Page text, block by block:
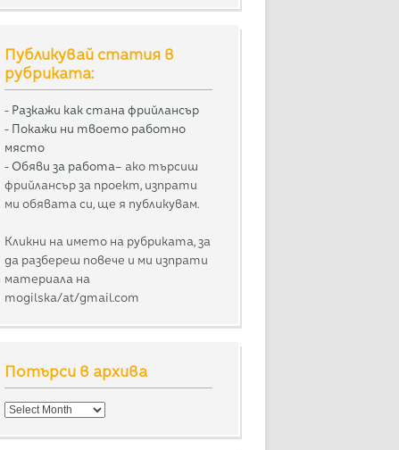
Публикувай статия в
рубриката:
- Разкажи как стана фрийлансър
- Покажи ни твоето работно
място
- Обяви за работа– ако търсиш
фрийлансър за проект, изпрати
ми обявата си, ще я публикувам.
Кликни на името на рубриката, за
да разбереш повече и ми изпрати
материала на
mogilska/at/gmail.com
Потърси в архива
Потърси